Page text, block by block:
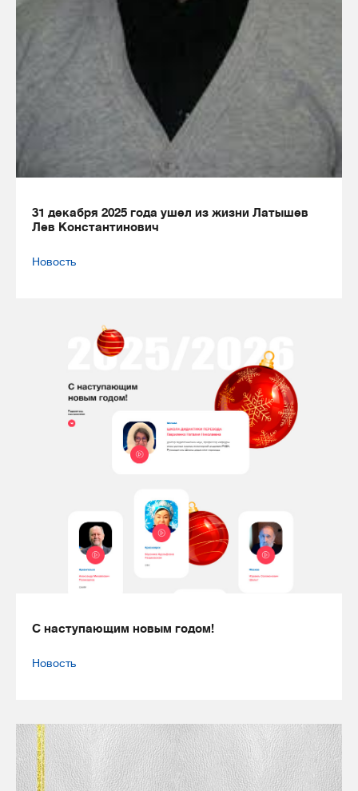
31 декабря 2025 года ушел из жизни Латышев
Лев Константинович
Новость
С наступающим новым годом!
Новость